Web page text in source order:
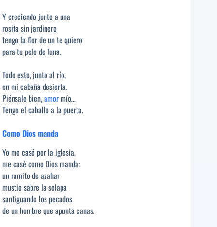
Y creciendo junto a una
rosita sin jardinero
tengo la flor de un te quiero
para tu pelo de luna.
Todo esto, junto al río,
en mi cabaña desierta.
Piénsalo bien,amormío…
Tengo el caballo a la puerta.
Como Dios manda
Yo me casé por la iglesia,
me casé como Dios manda:
un ramito de azahar
mustio sabre la solapa
santiguando los pecados
de un hombre que apunta canas.